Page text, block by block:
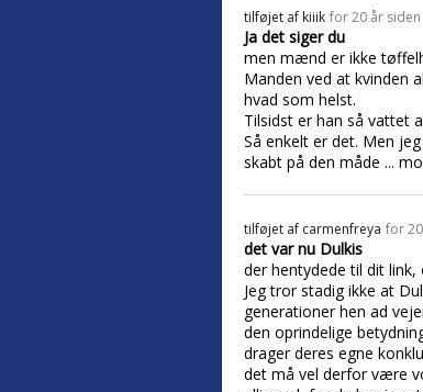
tilføjet af kiiik for 20 år siden
Ja det siger du
men mænd er ikke
Manden ved at kvinden
hvad som helst.
Tilsidst er han så vattet
Så enkelt er det. Men
skabt på den måde ...
tilføjet af carmenfreya for
det var nu Dulkis
der hentydede til dit
Jeg tror stadig ikke at
generationer hen ad
den oprindelige
drager deres egne
det må vel derfor være